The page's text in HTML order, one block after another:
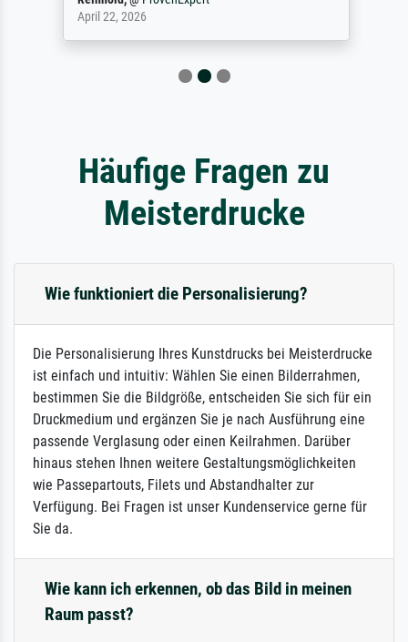
April 22, 2026
Häufige Fragen zu
Meisterdrucke
Wie funktioniert die Personalisierung?
Die Personalisierung Ihres Kunstdrucks bei Meisterdrucke
ist einfach und intuitiv: Wählen Sie einen Bilderrahmen,
bestimmen Sie die Bildgröße, entscheiden Sie sich für ein
Druckmedium und ergänzen Sie je nach Ausführung eine
passende Verglasung oder einen Keilrahmen. Darüber
hinaus stehen Ihnen weitere Gestaltungsmöglichkeiten
wie Passepartouts, Filets und Abstandhalter zur
Verfügung. Bei Fragen ist unser Kundenservice gerne für
Sie da.
Wie kann ich erkennen, ob das Bild in meinen
Raum passt?